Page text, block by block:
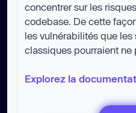
concentrer sur les
codebase. De cette
les vulnérabilités que les
classiques pourraient ne
Explorez la